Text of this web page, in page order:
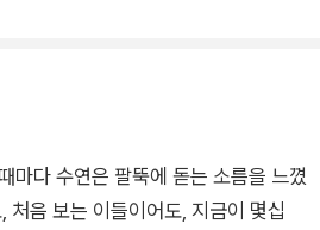
빠져들게 할 것이다.
마다 수연은 팔뚝에 돋는 소름을 느꼈
처음 보는 이들이어도, 지금이 몇십